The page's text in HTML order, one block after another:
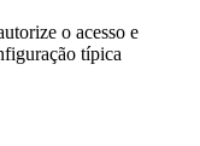
o acesso e
típica